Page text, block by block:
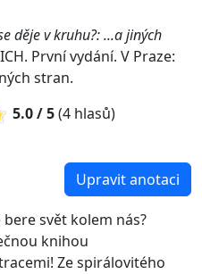
děje v kruhu?: ...a jiných
První vydání. V Praze:
stran.
5.0 / 5(4 hlasů)
Upravit anotaci
svět kolem nás?
knihou
Ze spirálovitého